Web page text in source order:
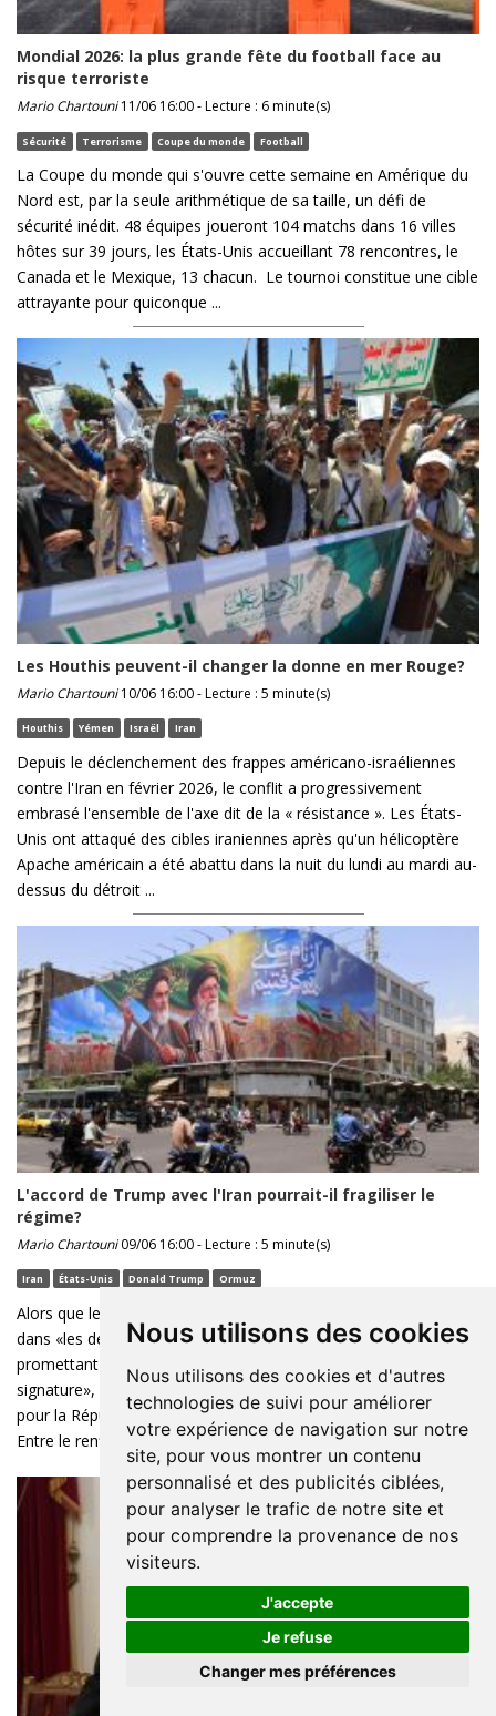
Nous utilisons des cookies
Nous utilisons des cookies et d'autres
technologies de suivi pour améliorer
votre expérience de navigation sur notre
site, pour vous montrer un contenu
personnalisé et des publicités ciblées,
pour analyser le trafic de notre site et
pour comprendre la provenance de nos
visiteurs.
J'accepte
Je refuse
Changer mes préférences
Mondial 2026: la plus grande fête du football face au
risque terroriste
Mario Chartouni11/06 16:00 - Lecture : 6 minute(s)
Sécurité Terrorisme Coupe du monde Football
La Coupe du monde qui s'ouvre cette semaine en Amérique du
Nord est, par la seule arithmétique de sa taille, un défi de
sécurité inédit. 48 équipes joueront 104 matchs dans 16 villes
hôtes sur 39 jours, les États-Unis accueillant 78 rencontres, le
Canada et le Mexique, 13 chacun. Le tournoi constitue une cible
attrayante pour quiconque ...
Les Houthis peuvent-il changer la donne en mer Rouge?
Mario Chartouni10/06 16:00 - Lecture : 5 minute(s)
Houthis Yémen Israël Iran
Depuis le déclenchement des frappes américano-israéliennes
contre l'Iran en février 2026, le conflit a progressivement
embrasé l'ensemble de l'axe dit de la « résistance ». Les États-
Unis ont attaqué des cibles iraniennes après qu'un hélicoptère
Apache américain a été abattu dans la nuit du lundi au mardi au-
dessus du détroit ...
L'accord de Trump avec l'Iran pourrait-il fragiliser le
régime?
Mario Chartouni09/06 16:00 - Lecture : 5 minute(s)
Iran États-Unis Donald Trump Ormuz
Alors que le président américain Donald Trump affirme être
dans «les derniers soubresauts» d'un accord avec Téhéran,
promettant l'ouverture du détroit d'Ormuz «immédiatement à la
signature», la question de ce que cet accord signifie réellement
pour la République islamique divise profondément les analystes.
Entre le renflouement ...